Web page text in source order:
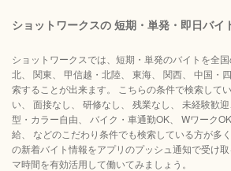
ショットワークスの 短期・単発・即日バイ
ショットワークスでは、短期・単発のバイトを全
北、 関東、 甲信越・北陸、 東海、 関西、 中国・
索することが出来ます。 こちらの条件で検索して
い、 面接なし、 研修なし、 残業なし、 未経験歓
型・カラー自由、 バイク・車通勤OK、 Wワーク
給、 などのこだわり条件でも検索している方が多
の新着バイト情報をアプリのプッシュ通知で受け
マ時間を有効活用して働いてみましょう。